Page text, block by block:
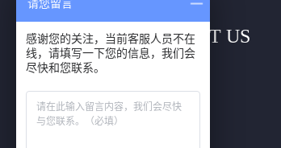
联系我们 / CONTACT US
联系人：张先生
销售热线：139-2589-0055
电话号码: 0769-85080921
请您留言
感谢您的关注，当前客服人员不在
线，请填写一下您的信息，我们会
尽快和您联系。